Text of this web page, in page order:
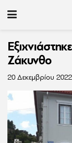
Ζάκυνθο
20 Δεκεμβρίου 2022